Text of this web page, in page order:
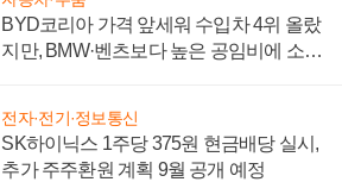
BYD코리아 가격 앞세워 수입차 4위 올랐
지만, BMW·벤츠보다 높은 공임비에 소비
전자·전기·정보통신
SK하이닉스 1주당 375원 현금배당 실시,
추가 주주환원 계획 9월 공개 예정